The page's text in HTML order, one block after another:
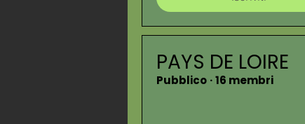
PAYS DE LOIRE
Pubblico ·16 membri